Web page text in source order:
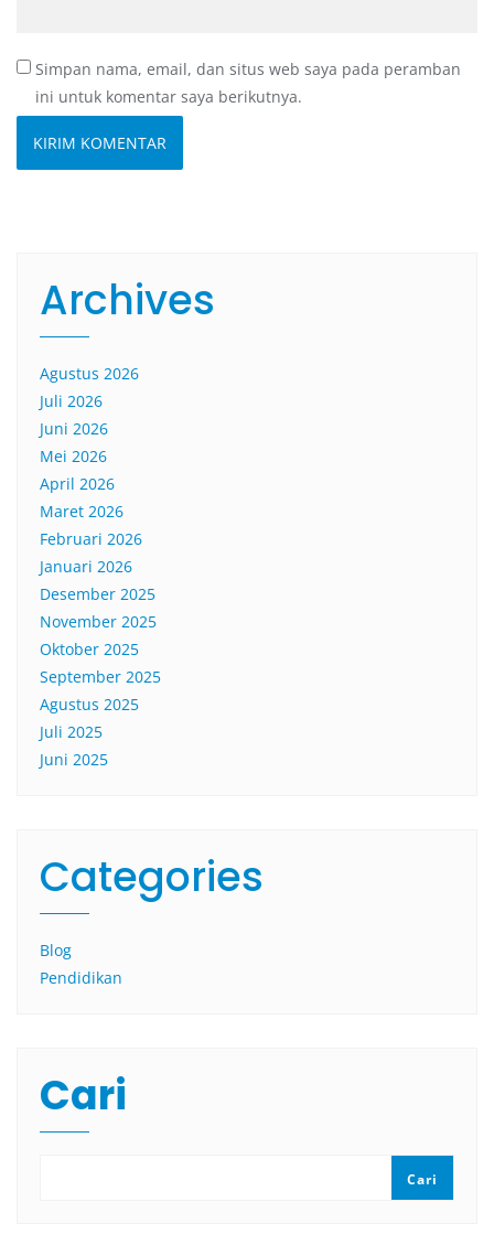
Simpan nama, email, dan situs web saya pada peramban
ini untuk komentar saya berikutnya.
Archives
Agustus 2026
Juli 2026
Juni 2026
Mei 2026
April 2026
Maret 2026
Februari 2026
Januari 2026
Desember 2025
November 2025
Oktober 2025
September 2025
Agustus 2025
Juli 2025
Juni 2025
Categories
Blog
Pendidikan
Cari
Cari